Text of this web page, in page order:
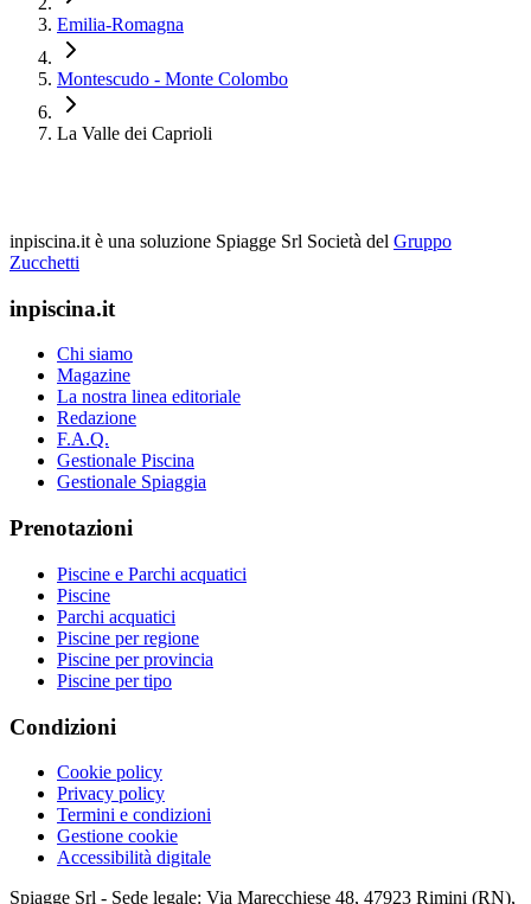
Emilia-Romagna
Montescudo - Monte Colombo
La Valle dei Caprioli
inpiscina.it è una soluzione Spiagge Srl Società del Gruppo
Zucchetti
inpiscina.it
Chi siamo
Magazine
La nostra linea editoriale
Redazione
F.A.Q.
Gestionale Piscina
Gestionale Spiaggia
Prenotazioni
Piscine e Parchi acquatici
Piscine
Parchi acquatici
Piscine per regione
Piscine per provincia
Piscine per tipo
Condizioni
Cookie policy
Privacy policy
Termini e condizioni
Gestione cookie
Accessibilità digitale
Spiagge Srl - Sede legale: Via Marecchiese 48, 47923 Rimini (RN),